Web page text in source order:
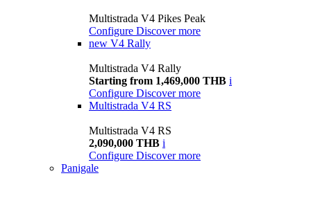
Multistrada V4 Pikes Peak
Configure Discover more
new V4 Rally
Multistrada V4 Rally
Starting from 1,469,000 THB i
Configure Discover more
Multistrada V4 RS
Multistrada V4 RS
2,090,000 THB i
Configure Discover more
Panigale